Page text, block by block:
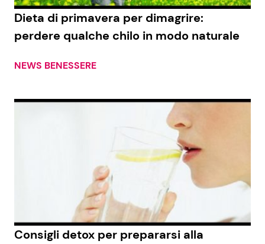
Dieta di primavera per dimagrire:
perdere qualche chilo in modo naturale
NEWS BENESSERE
Consigli detox per prepararsi alla